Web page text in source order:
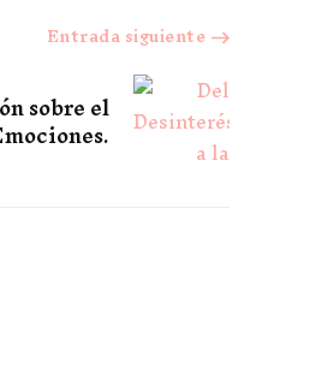
Entrada siguiente
sobre el